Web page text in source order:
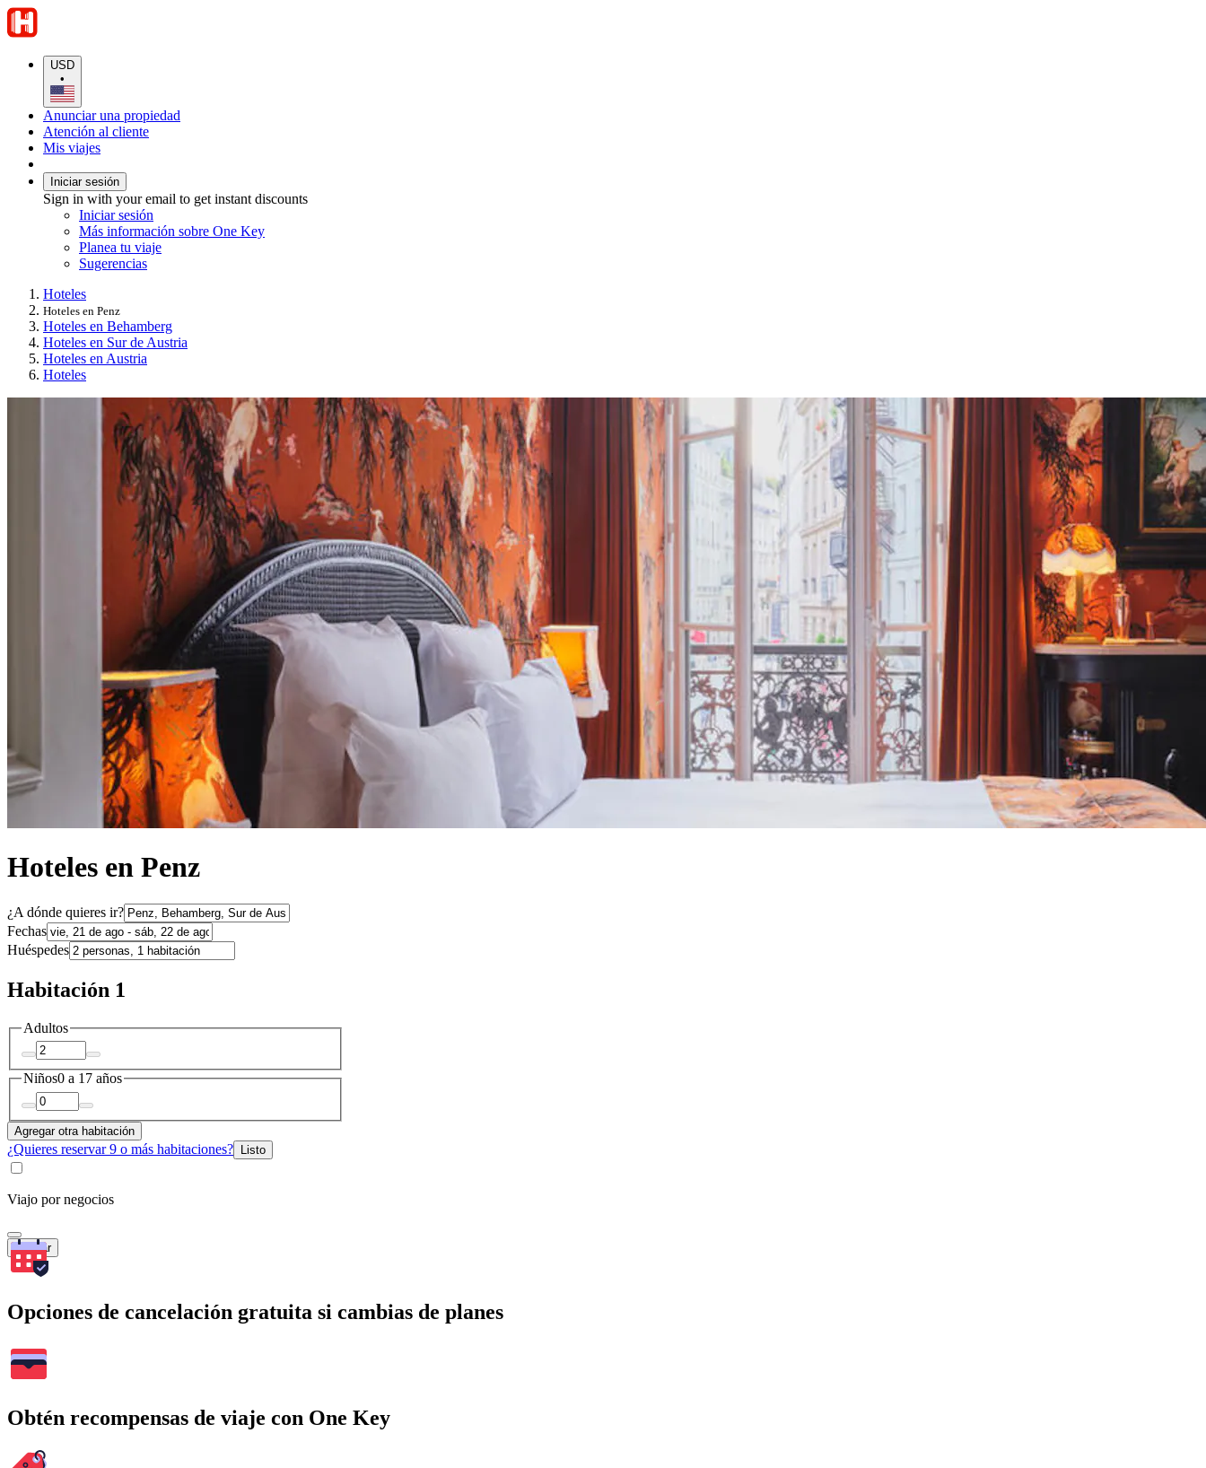
USD
•
Anunciar una propiedad
Atención al cliente
Mis viajes
Iniciar sesión
Sign in with your email to get instant discounts
Iniciar sesión
Más información sobre One Key
Planea tu viaje
Sugerencias
Hoteles
Hoteles en Penz
Hoteles en Behamberg
Hoteles en Sur de Austria
Hoteles en Austria
Hoteles
Hoteles en Penz
¿A dónde quieres ir?
Fechas
Huéspedes
Habitación 1
Adultos
Niños0 a 17 años
Agregar otra habitación
¿Quieres reservar 9 o más habitaciones? Listo
Viajo por negocios
Buscar
Opciones de cancelación gratuita si cambias de planes
Obtén recompensas de viaje con One Key